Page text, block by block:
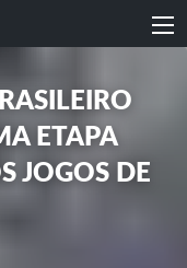
ETAPA
JOGOS DE